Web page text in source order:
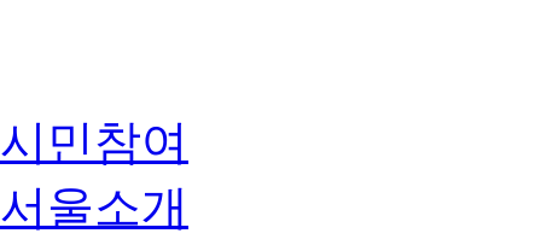
시민참여
서울소개